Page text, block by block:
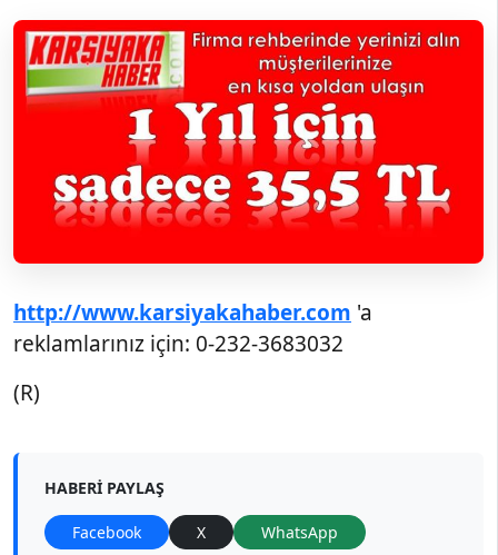
http://www.karsiyakahaber.com 'a
reklamlarınız için: 0-232-3683032
(R)
HABERI PAYLAŞ
Facebook X WhatsApp